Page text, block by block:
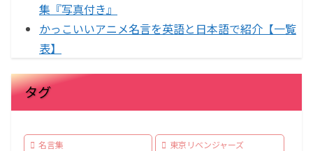
集『写真付き』
かっこいいアニメ名言を英語と日本語で紹介【一覧
表】
タグ
名言集 東京リベンジャーズ